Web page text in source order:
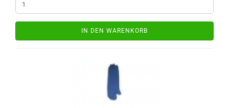
IN DEN WARENKORB